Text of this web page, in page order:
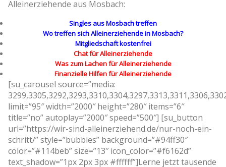
Alleinerziehende aus Mosbach:
Singles aus Mosbach treffen
Wo treffen sich Alleinerziehende in Mosbach?
Mitgliedschaft kostenfrei
Chat für Alleinerziehende
Was zum Lachen für Alleinerziehende
Finanzielle Hilfen für Alleinerziehende
[su_carousel source=”media:
limit=”95″ width=”2000″ height=”280″ items=”6″
title=”no” autoplay=”2000″ speed=”500″] [su_button
url=”https://wir-sind-alleinerziehend.de/nur-noch-ein-
schritt/” style=”bubbles” background=”#94ff30″
color=”#114beb” size=”13″ icon_color=”#f6162d”
text_shadow=”1px 2px 3px #ffffff”]Lerne jetzt tausende